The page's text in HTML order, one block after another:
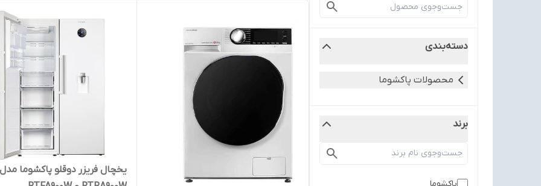
دسته‌بندی
محصولات پاکشوما
برند
یخچال فریزر دوقلو پاکشوما مدل